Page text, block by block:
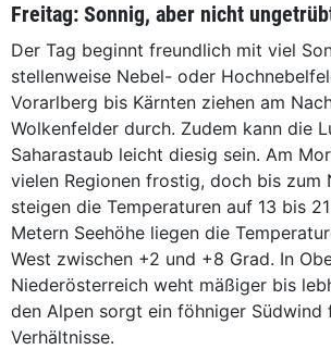
Freitag: Sonnig, aber nicht
Der Tag beginnt freundlich mit viel
stellenweise Nebel- oder
Vorarlberg bis Kärnten ziehen am
Wolkenfelder durch. Zudem kann die
Saharastaub leicht diesig sein. Am
vielen Regionen frostig, doch bis zum
steigen die Temperaturen auf 13 bis
Metern Seehöhe liegen die
West zwischen +2 und +8 Grad. In
Niederösterreich weht mäßiger bis
den Alpen sorgt ein föhniger Südwind
Verhältnisse.